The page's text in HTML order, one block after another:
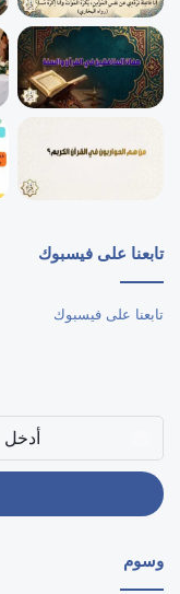
تابعنا على فيسبوك
تابعنا على فيسبوك
بريدك
الإلكتروني
وسوم